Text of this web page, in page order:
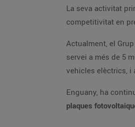
La seva activitat
competitivitat en
Actualment, el
servei a més de 5
vehicles elèctrics, i
Enguany, ha
plaques